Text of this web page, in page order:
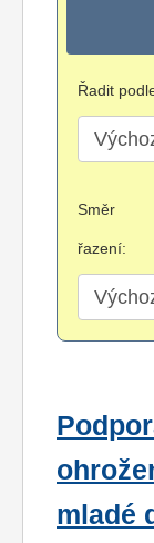
Řadit
Směr
řazení:
mladé